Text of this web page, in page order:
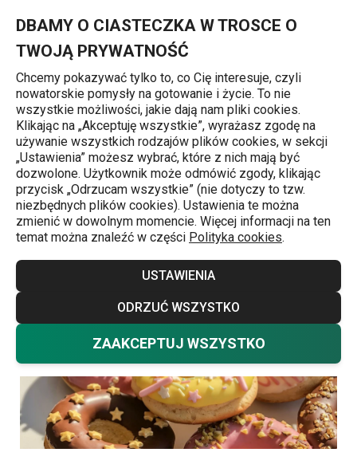
DBAMY O CIASTECZKA W TROSCE O
TWOJĄ PRYWATNOŚĆ
Chcemy pokazywać tylko to, co Cię interesuje, czyli
nowatorskie pomysły na gotowanie i życie. To nie
wszystkie możliwości, jakie dają nam pliki cookies.
Klikając na „Akceptuję wszystkie”, wyrażasz zgodę na
używanie wszystkich rodzajów plików cookies, w sekcji
„Ustawienia” możesz wybrać, które z nich mają być
dozwolone. Użytkownik może odmówić zgody, klikając
przycisk „Odrzucam wszystkie” (nie dotyczy to tzw.
niezbędnych plików cookies). Ustawienia te można
zmienić w dowolnym momencie. Więcej informacji na ten
temat można znaleźć w części Polityka cookies.
USTAWIENIA
ODRZUĆ WSZYSTKO
ZAAKCEPTUJ WSZYSTKO
Przepisy
Bezglutenowe
pieczone donaty
Przepisy 18.04.2024